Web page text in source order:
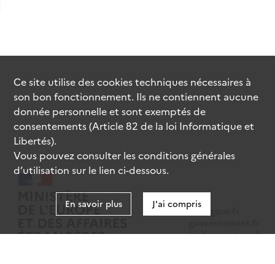
data.gouv.fr
legifrance.gouv.fr
Ce site utilise descookiestechniques nécessaires à
son bon fonctionnement. Ils ne contiennent aucune
donnée personnelle et sont exemptés de
consentements (Article 82 de la loi Informatique et
Libertés).
Vous pouvez consulter les conditions générales
d’utilisation sur le lien ci-dessous.
En savoir plus J'ai compris